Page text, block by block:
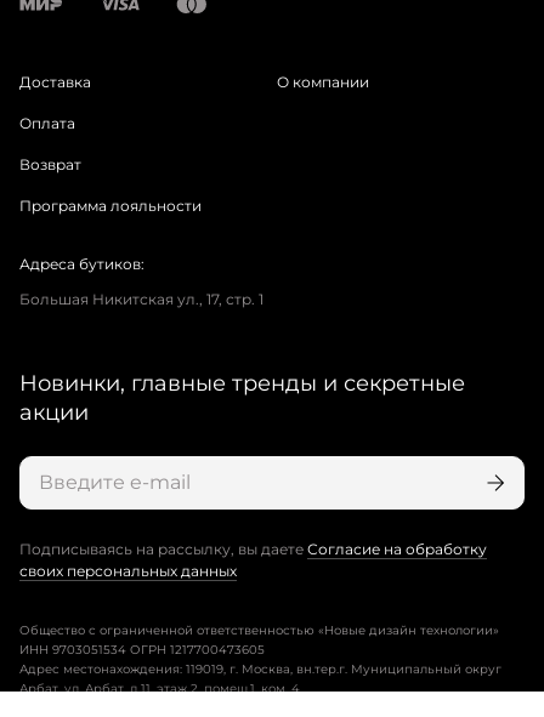
Доставка
Оплата
Возврат
Программа лояльности
О компании
Адреса бутиков:
Большая Никитская ул., 17, стр. 1
Новинки, главные тренды и секретные
акции
Подписываясь на рассылку, вы даете Согласие на обработку
своих персональных данных
Общество с ограниченной ответственностью «Новые дизайн технологии»
ИНН 9703051534 ОГРН 1217700473605
Адрес местонахождения: 119019, г. Москва, вн.тер.г. Муниципальный округ
Арбат, ул. Арбат, д.11, этаж 2, помещ.1, ком. 4.